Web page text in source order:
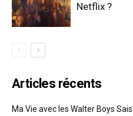
Netflix ?
Articles récents
Ma Vie avec les Walter Boys